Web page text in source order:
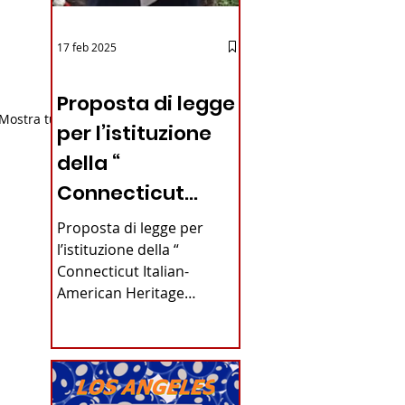
Mostra tutti
Proposta di legge
per l’istituzione
della “
Connecticut
Italian-American
Heritage
Commission”
Connecticut
Proposta di legge per
l’istituzione della “
Connecticut Italian-
American Heritage
Alfonso...
17 feb 2025